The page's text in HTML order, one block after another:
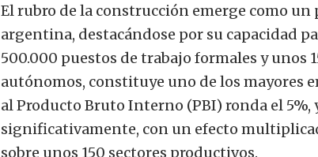
El rubro de la construcción emerge como
argentina, destacándose por su capacidad
500.000 puestos de trabajo formales y unos
autónomos, constituye uno de los mayores
al Producto Bruto Interno (PBI) ronda el 5%,
significativamente, con un efecto
sobre unos 150 sectores productivos.